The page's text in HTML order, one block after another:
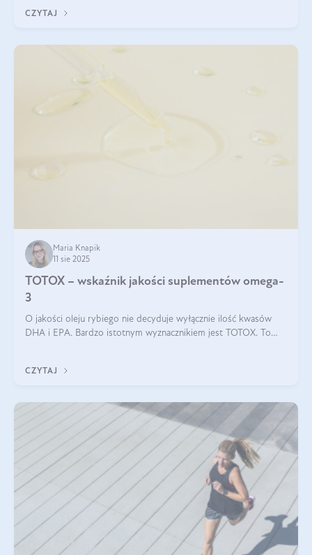
CZYTAJ
Maria Knapik
11 sie 2025
TOTOX – wskaźnik jakości suplementów omega-
3
O jakości oleju rybiego nie decyduje wyłącznie ilość kwasów
DHA i EPA. Bardzo istotnym wyznacznikiem jest TOTOX. To
CZYTAJ